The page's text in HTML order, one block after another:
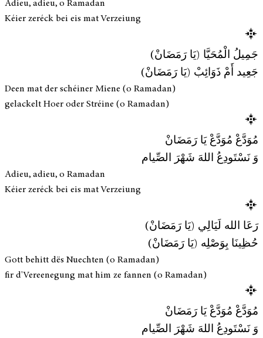
Adieu, adieu, o Ramadan
Kéier zeréck bei eis mat Verzeiung
جَمِيلُ الْمُحَيَّا (يَا رَمَضَانْ)
جَعِيد أَمْ ذَوَائِبْ (يَا رَمَضَانْ)
Deen mat der schéiner Miene (o Ramadan)
gelackelt Hoer oder Stréine (o Ramadan)
مُوَدَّعْ مُوَدَّعْ يَا رَمَضَانْ
وَ نَسْتَودِعُ اللهَ شَهْرَ الصِّيام
Adieu, adieu, o Ramadan
Kéier zeréck bei eis mat Verzeiung
رَعَا الله لَيَالِي (يَا رَمَضَانْ)
حُظِينَا بِوَصْلِه (يَا رَمَضَانْ)
Gott behitt dës Nuechten (o Ramadan)
fir d'Vereenegung mat him ze fannen (o Ramadan)
مُوَدَّعْ مُوَدَّعْ يَا رَمَضَانْ
وَ نَسْتَودِعُ اللهَ شَهْرَ الصِّيام